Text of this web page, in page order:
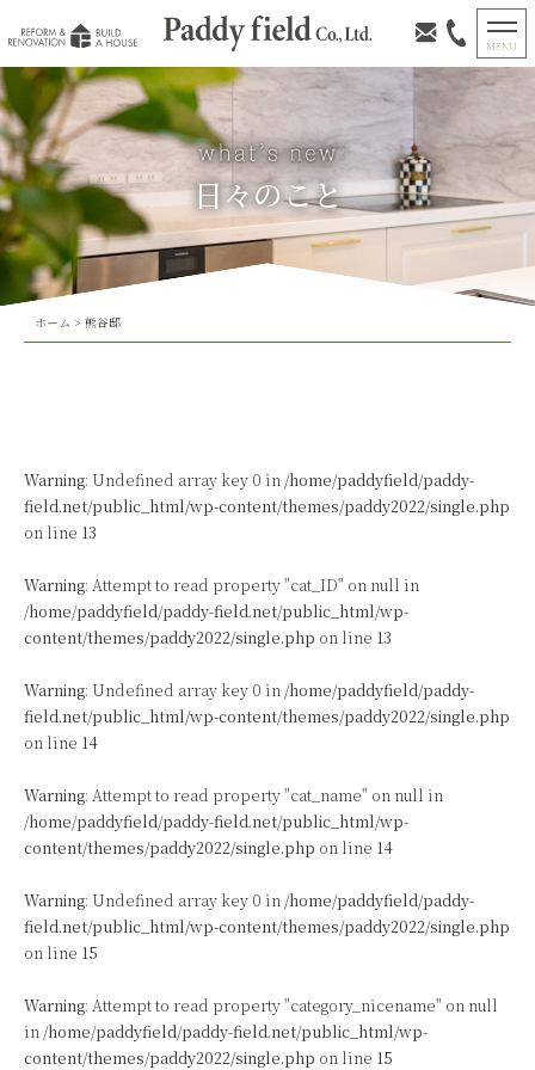
日々のこと
ホーム > 熊谷邸
Warning: Undefined array key 0 in /home/paddyfield/paddy-
field.net/public_html/wp-content/themes/paddy2022/single.php
on line 13
Warning: Attempt to read property "cat_ID" on null in
/home/paddyfield/paddy-field.net/public_html/wp-
content/themes/paddy2022/single.php on line 13
Warning: Undefined array key 0 in /home/paddyfield/paddy-
field.net/public_html/wp-content/themes/paddy2022/single.php
on line 14
Warning: Attempt to read property "cat_name" on null in
/home/paddyfield/paddy-field.net/public_html/wp-
content/themes/paddy2022/single.php on line 14
Warning: Undefined array key 0 in /home/paddyfield/paddy-
field.net/public_html/wp-content/themes/paddy2022/single.php
on line 15
Warning: Attempt to read property "category_nicename" on null
in /home/paddyfield/paddy-field.net/public_html/wp-
content/themes/paddy2022/single.php on line 15